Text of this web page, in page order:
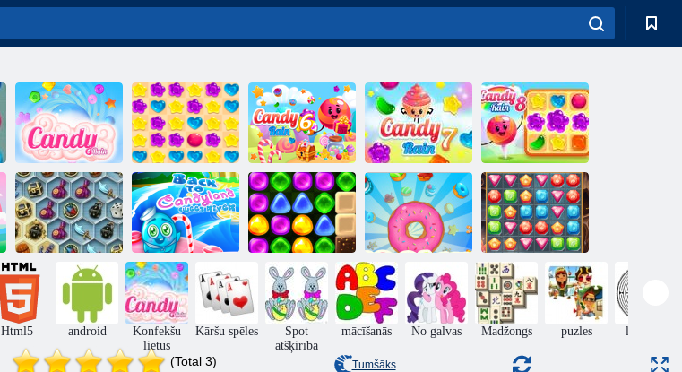
Candy Rain Candy Lain 5 Candy Rain 6 Candy Lain 7 Candy Lain 8
Dārgumi Mystic
jūras
Atpakaļ uz
Candyland
Sweet River
Atpakaļ uz
Candyland 4:
Lollipop Garden
Sīkdatnes
simpātija
Dārgumu
Html5 android
Konfekšu
lietus
Kāršu spēles
Spot
atšķirība
mācīšanās No galvas Madžongs puzles labirints
(Total 3) Tumšāks